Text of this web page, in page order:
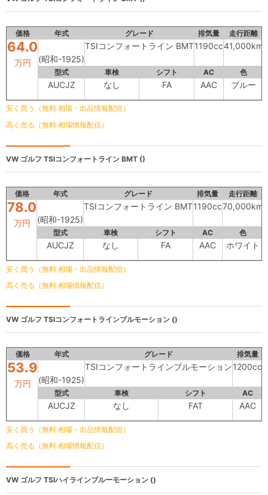
価格 年式 グレード 排気量 走行距離
64.0
万円 (昭和-1925)
TSIコンフォートライン BMT1190cc41,000km
型式 車検 シフト AC 色
AUCJZ なし FA AAC ブルー
安く買う（無料 相場・出品情報配信）
高く売る（無料 相場情報配信）
VW ゴルフ TSIコンフォートライン BMT ()
価格 年式 グレード 排気量 走行距離
78.0
万円 (昭和-1925)
TSIコンフォートライン BMT1190cc70,000km
型式 車検 シフト AC 色
AUCJZ なし FA AAC ホワイト
安く買う（無料 相場・出品情報配信）
高く売る（無料 相場情報配信）
VW ゴルフ TSIコンフォートラインブルモーション ()
価格 年式 グレード 排気量
53.9
万円 (昭和-1925)
TSIコンフォートラインブルモーション1200cc
型式 車検 シフト AC
AUCJZ なし FAT AAC
安く買う（無料 相場・出品情報配信）
高く売る（無料 相場情報配信）
VW ゴルフ TSIハイラインブルーモーション ()